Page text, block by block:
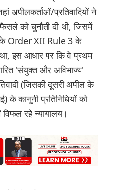
अपीलकर्ताओं/प्रतिवादियों ने
को चुनौती दी थी, जिसमें
के Order XII Rule 3 के
इस आधार पर कि वे प्रथम
'संयुक्त और अविभाज्य'
(जिसकी दूसरी अपील के
के कानूनी प्रतिनिधियों को
रहे न्यायालय।